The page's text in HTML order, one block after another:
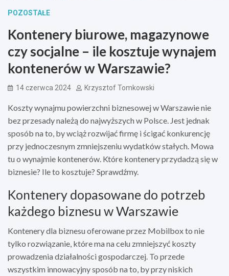
POZOSTAŁE
Kontenery biurowe, magazynowe
czy socjalne – ile kosztuje wynajem
kontenerów w Warszawie?
14 czerwca 2024 Krzysztof Tomkowski
Koszty wynajmu powierzchni biznesowej w Warszawie nie
bez przesady należą do najwyższych w Polsce. Jest jednak
sposób na to, by wciąż rozwijać firmę i ścigać konkurencję
przy jednoczesnym zmniejszeniu wydatków stałych. Mowa
tu o wynajmie kontenerów. Które kontenery przydadzą się w
biznesie? Ile to kosztuje? Sprawdźmy.
Kontenery dopasowane do potrzeb
każdego biznesu w Warszawie
Kontenery dla biznesu oferowane przez Mobilbox to nie
tylko rozwiązanie, które ma na celu zmniejszyć koszty
prowadzenia działalności gospodarczej. To przede
wszystkim innowacyjny sposób na to, by przy niskich